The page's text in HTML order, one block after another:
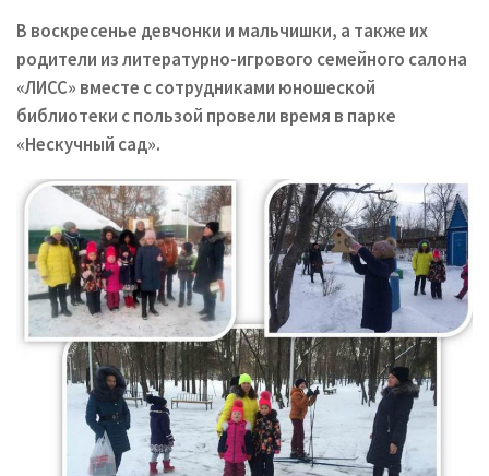
В воскресенье девчонки и мальчишки, а также их
родители из литературно-игрового семейного салона
«ЛИСС» вместе с сотрудниками юношеской
библиотеки с пользой провели время в парке
«Нескучный сад».